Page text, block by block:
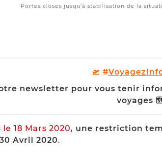
Portes closes jusqu’à stabilisation de la
🛫 #
newsletter pour vous tenir
voyages
18 Mars 2020, une restriction
Avril 2020.